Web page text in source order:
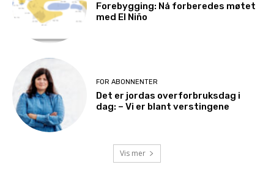
Forebygging: Nå forberedes møtet
med El Niño
FOR ABONNENTER
Det er jordas overforbruksdag i
dag: – Vi er blant verstingene
Vis mer